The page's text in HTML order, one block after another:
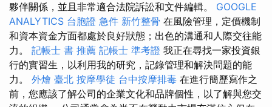
夥伴關係，並且非常適合法院訴訟和文件編輯。 GOOGLE
ANALYTICS 台胞證 急件 新竹整骨 在風險管理，定價機制
和資本資金方面都處於良好狀態；出色的溝通和人際交往能
力。 記帳士 書 推薦 記帳士 準考證 我正在尋找一家投資銀
行的實習生，以利用我的研究，記錄管理和解決問題的能
力。 外燴 臺北 按摩學徒 台中按摩排毒 在進行簡歷寫作之
前，您應該了解公司的企業文化和品牌個性，以了解與您交